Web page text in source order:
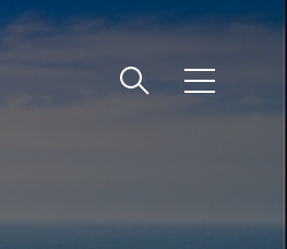
메